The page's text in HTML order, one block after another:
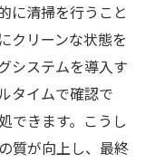
に清掃を行うこと
クリーンな状態を
システムを導入す
タイムで確認で
できます。こうし
質が向上し、最終